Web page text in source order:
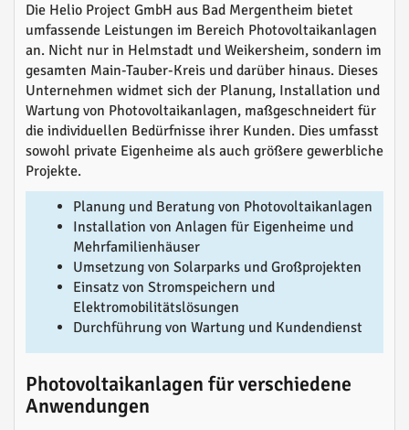
Die Helio Project GmbH aus Bad Mergentheim bietet
umfassende Leistungen im Bereich Photovoltaikanlagen
an. Nicht nur in Helmstadt und Weikersheim, sondern im
gesamten Main-Tauber-Kreis und darüber hinaus. Dieses
Unternehmen widmet sich der Planung, Installation und
Wartung von Photovoltaikanlagen, maßgeschneidert für
die individuellen Bedürfnisse ihrer Kunden. Dies umfasst
sowohl private Eigenheime als auch größere gewerbliche
Projekte.
Planung und Beratung von Photovoltaikanlagen
Installation von Anlagen für Eigenheime und
Mehrfamilienhäuser
Umsetzung von Solarparks und Großprojekten
Einsatz von Stromspeichern und
Elektromobilitätslösungen
Durchführung von Wartung und Kundendienst
Photovoltaikanlagen für verschiedene
Anwendungen